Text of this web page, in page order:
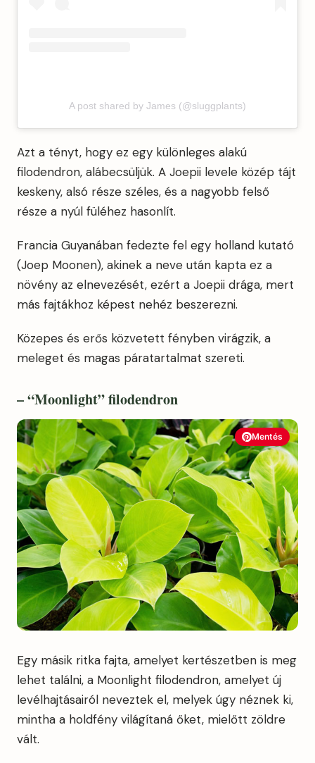
A post shared by James (@sluggplants)
Azt a tényt, hogy ez egy különleges alakú
filodendron, alábecsüljük. A Joepii levele közép tájt
keskeny, alsó része széles, és a nagyobb felső
része a nyúl füléhez hasonlít.
Francia Guyanában fedezte fel egy holland kutató
(Joep Moonen), akinek a neve után kapta ez a
növény az elnevezését, ezért a Joepii drága, mert
más fajtákhoz képest nehéz beszerezni.
Közepes és erős közvetett fényben virágzik, a
meleget és magas páratartalmat szereti.
– “Moonlight” filodendron
Mentés
Egy másik ritka fajta, amelyet kertészetben is meg
lehet találni, a Moonlight filodendron, amelyet új
levélhajtásairól neveztek el, melyek úgy néznek ki,
mintha a holdfény világítaná őket, mielőtt zöldre
vált.